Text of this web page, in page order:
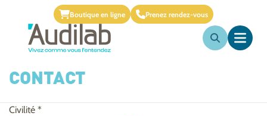
Boutique en ligne Prenez rendez-vous
CONTACT
Civilité *